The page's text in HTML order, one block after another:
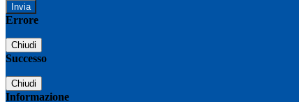
Errore
Chiudi
Successo
Chiudi
Informazione